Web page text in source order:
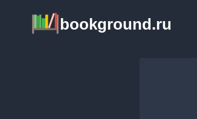
содержимому
bookground.ru